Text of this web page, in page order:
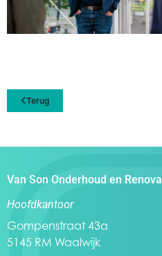
Terug
Van Son Onderhoud en
Hoofdkantoor
Gompenstraat 43a
5145 RM Waalwijk